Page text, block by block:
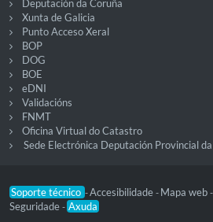
Deputación da Coruña
Xunta de Galicia
Punto Acceso Xeral
BOP
DOG
BOE
eDNI
Validacións
FNMT
Oficina Virtual do Catastro
Sede Electrónica Deputación Provincial
Soporte técnico -Accesibilidade - Mapa web -
Seguridade - Axuda